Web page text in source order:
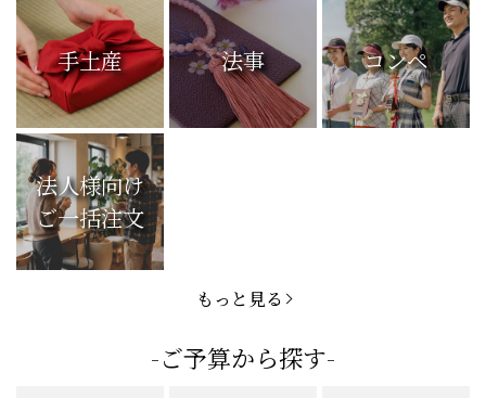
手土産 法事 コンペ
法人様向け
ご一括注文
もっと見る
-ご予算から探す-